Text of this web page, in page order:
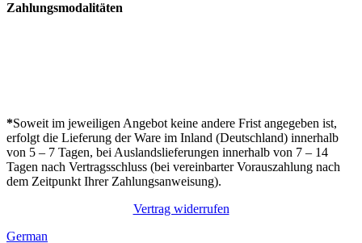
Zahlungsmodalitäten
*Soweit im jeweiligen Angebot keine andere Frist angegeben ist,
erfolgt die Lieferung der Ware im Inland (Deutschland) innerhalb
von 5 – 7 Tagen, bei Auslandslieferungen innerhalb von 7 – 14
Tagen nach Vertragsschluss (bei vereinbarter Vorauszahlung nach
dem Zeitpunkt Ihrer Zahlungsanweisung).
Vertrag widerrufen
German